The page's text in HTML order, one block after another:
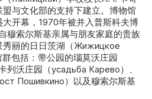
与文化部的支持下建立。博物馆
开幕，1970年被并入普斯科夫博
穆索尔斯基亲属与朋友家庭的贵族
秀丽的日日茨湖（Жижицкое
包括：带公园的瑙莫沃庄园
列沃庄园（усадьба Карево）、
Пошивкино）以及穆索尔斯基